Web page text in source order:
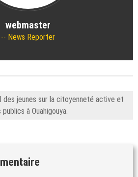
webmaster
News Reporter
des jeunes sur la citoyenneté active et
à Ouahigouya.